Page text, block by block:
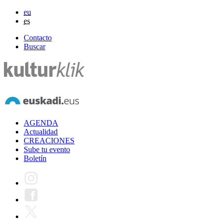
eu
es
Contacto
Buscar
AGENDA
Actualidad
CREACIONES
Sube tu evento
Boletín